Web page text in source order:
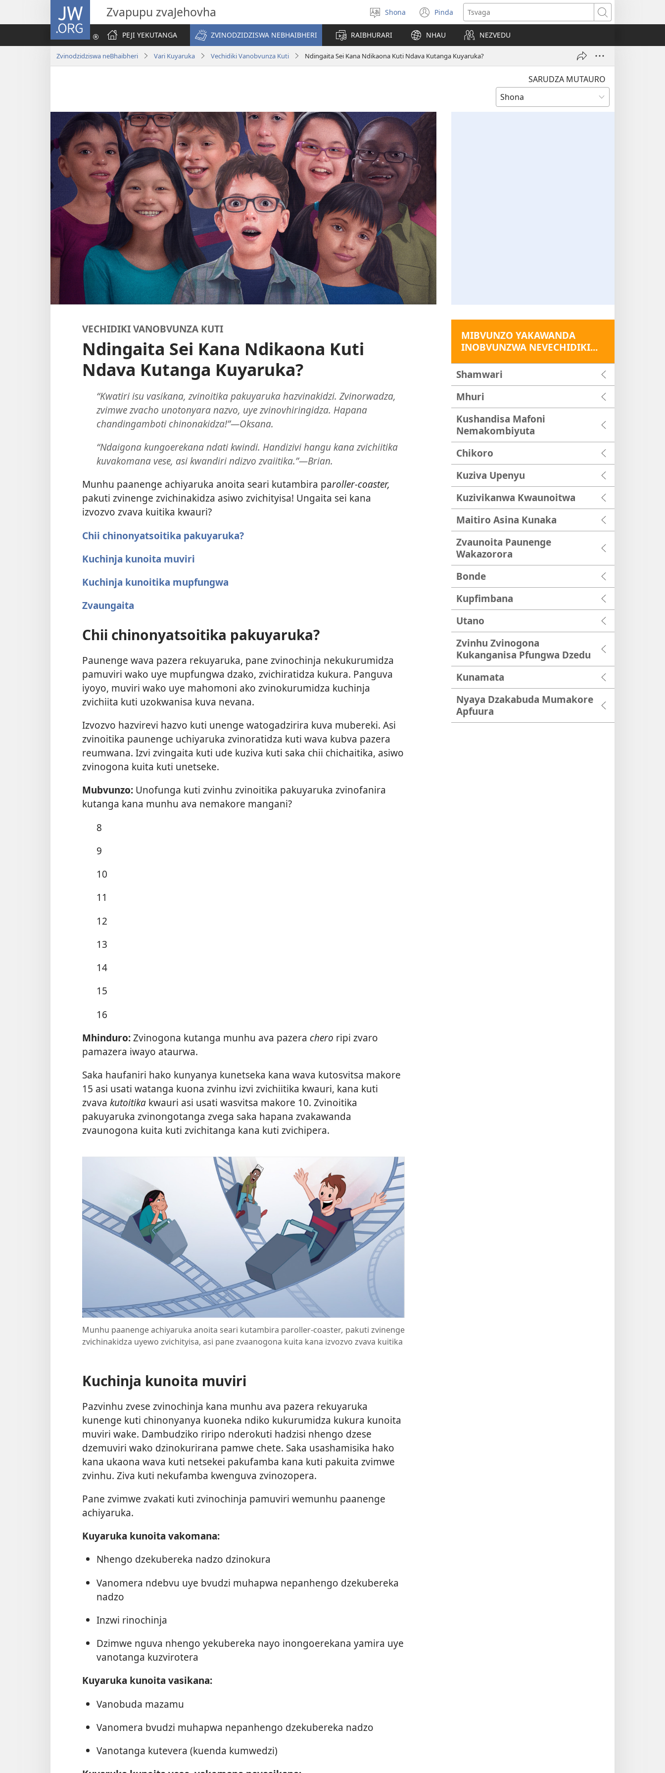
JW.ORG Zvapupu zvaJehovha
Sarudza
Mutauro
Shona Pinda
(opens
new
window)
Tsvaga
PEJI YEKUTANGA
ZVINODZIDZISWA NEBHAIBHERI RAIBHURARI NHAU NEZVEDU
Zvinodzidziswa neBhaibheri Vari Kuyaruka Vechidiki Vanobvunza Kuti Ndingaita Sei Kana Ndikaona Kuti Ndava Kutanga Kuyaruka?
SARUDZA MUTAURO
VECHIDIKI VANOBVUNZA KUTI
Ndingaita Sei Kana Ndikaona Kuti
Ndava Kutanga Kuyaruka?
“Kwatiri isu vasikana, zvinoitika pakuyaruka hazvinakidzi. Zvinorwadza,
zvimwe zvacho unotonyara nazvo, uye zvinovhiringidza. Hapana
chandingamboti chinonakidza!”​—Oksana.
“Ndaigona kungoerekana ndati kwindi. Handizivi hangu kana zvichiitika
kuvakomana vese, asi kwandiri ndizvo zvaiitika.”​—Brian.
Munhu paanenge achiyaruka anoita seari kutambira paroller-coaster,
pakuti zvinenge zvichinakidza asiwo zvichityisa! Ungaita sei kana
izvozvo zvava kuitika kwauri?
Chii chinonyatsoitika pakuyaruka?
Kuchinja kunoita muviri
Kuchinja kunoitika mupfungwa
Zvaungaita
Chii chinonyatsoitika pakuyaruka?
Paunenge wava pazera rekuyaruka, pane zvinochinja nekukurumidza
pamuviri wako uye mupfungwa dzako, zvichiratidza kukura. Panguva
iyoyo, muviri wako uye mahomoni ako zvinokurumidza kuchinja
zvichiita kuti uzokwanisa kuva nevana.
Izvozvo hazvirevi hazvo kuti unenge watogadzirira kuva mubereki. Asi
zvinoitika paunenge uchiyaruka zvinoratidza kuti wava kubva pazera
reumwana. Izvi zvingaita kuti ude kuziva kuti saka chii chichaitika, asiwo
zvinogona kuita kuti unetseke.
Mubvunzo: Unofunga kuti zvinhu zvinoitika pakuyaruka zvinofanira
kutanga kana munhu ava nemakore mangani?
8
9
10
11
12
13
14
15
16
Mhinduro:Zvinogona kutanga munhu ava pazera chero ripi zvaro
pamazera iwayo ataurwa.
Saka haufaniri hako kunyanya kunetseka kana wava kutosvitsa makore
15 asi usati watanga kuona zvinhu izvi zvichiitika kwauri, kana kuti
zvava kutoitika kwauri asi usati wasvitsa makore 10. Zvinoitika
pakuyaruka zvinongotanga zvega saka hapana zvakawanda
zvaunogona kuita kuti zvichitanga kana kuti zvichipera.
Munhu paanenge achiyaruka anoita seari kutambira paroller-coaster, pakuti zvinenge
zvichinakidza uyewo zvichityisa, asi pane zvaanogona kuita kana izvozvo zvava kuitika
Kuchinja kunoita muviri
Pazvinhu zvese zvinochinja kana munhu ava pazera rekuyaruka
kunenge kuti chinonyanya kuoneka ndiko kukurumidza kukura kunoita
muviri wake. Dambudziko riripo nderokuti hadzisi nhengo dzese
dzemuviri wako dzinokurirana pamwe chete. Saka usashamisika hako
kana ukaona wava kuti netsekei pakufamba kana kuti pakuita zvimwe
zvinhu. Ziva kuti nekufamba kwenguva zvinozopera.
Pane zvimwe zvakati kuti zvinochinja pamuviri wemunhu paanenge
achiyaruka.
Kuyaruka kunoita vakomana:
Nhengo dzekubereka nadzo dzinokura
Vanomera ndebvu uye bvudzi muhapwa nepanhengo dzekubereka
nadzo
Inzwi rinochinja
Dzimwe nguva nhengo yekubereka nayo inongoerekana yamira uye
vanotanga kuzvirotera
Kuyaruka kunoita vasikana:
Vanobuda mazamu
Vanomera bvudzi muhapwa nepanhengo dzekubereka nadzo
Vanotanga kutevera (kuenda kumwedzi)
MIBVUNZO YAKAWANDA
INOBVUNZWA NEVECHIDIKI...
Shamwari
Mhuri
Kushandisa Mafoni
Nemakombiyuta
Chikoro
Kuziva Upenyu
Kuzivikanwa Kwaunoitwa
Maitiro Asina Kunaka
Zvaunoita Paunenge
Wakazorora
Bonde
Kupfimbana
Utano
Zvinhu Zvinogona
Kukanganisa Pfungwa Dzedu
Kunamata
Nyaya Dzakabuda Mumakore
Apfuura